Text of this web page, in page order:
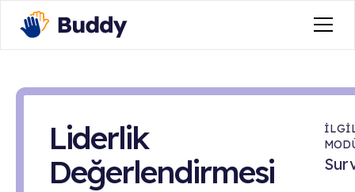
Liderlik
Değerlendirmesi